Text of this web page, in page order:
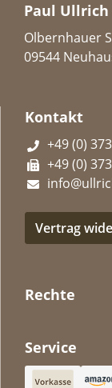
Paul Ullrich
Olbernhauer
09544
Kontakt
+49 (0)
+49 (0)
Vertrag
Rechte
Service